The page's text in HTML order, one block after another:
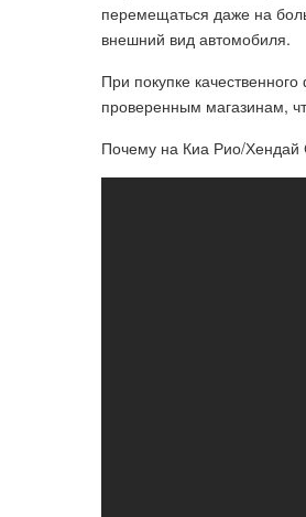
перемещаться даже на
внешний вид автомобиля.
При покупке
проверенным магазинам,
Почему на Киа Рио/Хендай